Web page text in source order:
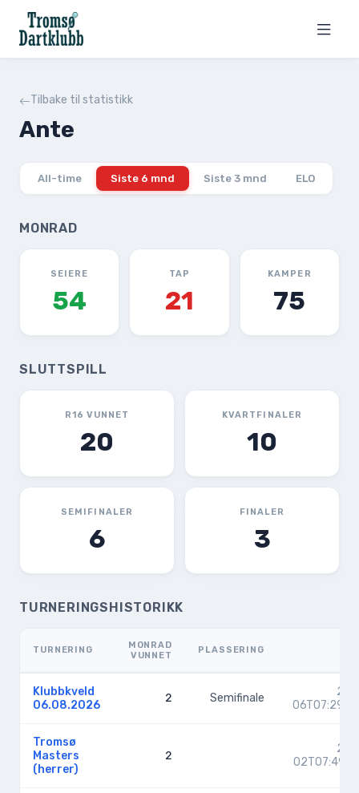
Tilbake til statistikk
Ante
All-time Siste 6 mnd Siste 3 mnd ELO
MONRAD
SEIERE
54
TAP
21
KAMPER
75
SLUTTSPILL
R16 VUNNET
20
KVARTFINALER
10
SEMIFINALER
6
FINALER
3
TURNERINGSHISTORIKK
TURNERING
MONRAD
VUNNET
PLASSERING
Klubbkveld
06.08.2026
2 Semifinale
Tromsø
Masters
(herrer)
2